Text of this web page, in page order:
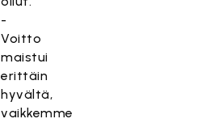
-
Voitto
maistui
erittäin
hyvältä,
vaikkemme